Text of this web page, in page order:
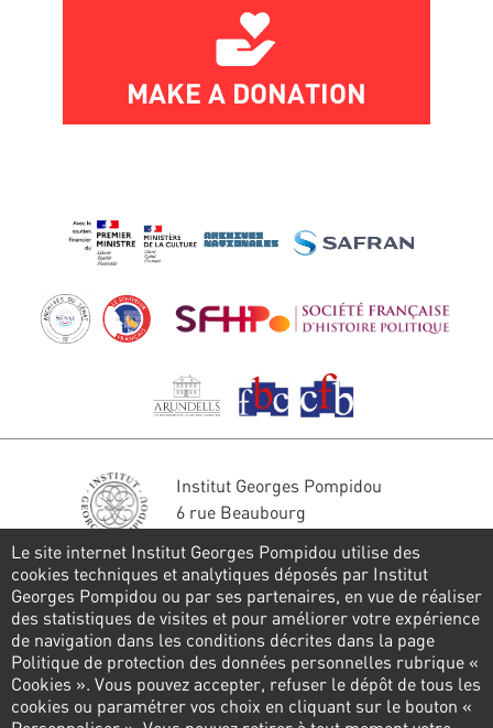
MAKE A DONATION
Institut Georges Pompidou
6 rue Beaubourg
Tél. : 01 44 78 41 22
Stay in touch
CONTACT FORM
Follow us
Le site internet Institut Georges Pompidou utilise des
cookies techniques et analytiques déposés par Institut
Georges Pompidou ou par ses partenaires, en vue de réaliser
des statistiques de visites et pour améliorer votre expérience
de navigation dans les conditions décrites dans la page
Politique de protection des données personnelles rubrique «
Cookies ». Vous pouvez accepter, refuser le dépôt de tous les
cookies ou paramétrer vos choix en cliquant sur le bouton «